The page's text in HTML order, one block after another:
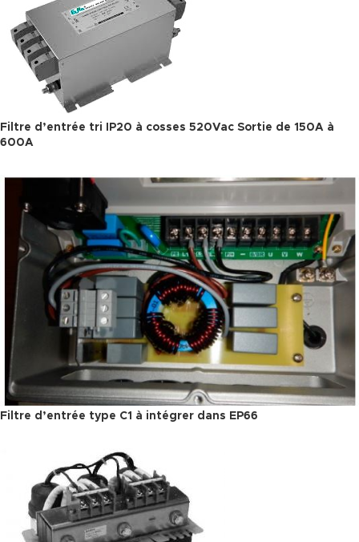
Filtre d’entrée tri IP20 à cosses 520Vac Sortie de 150A à
600A
Filtre d’entrée type C1 à intégrer dans EP66